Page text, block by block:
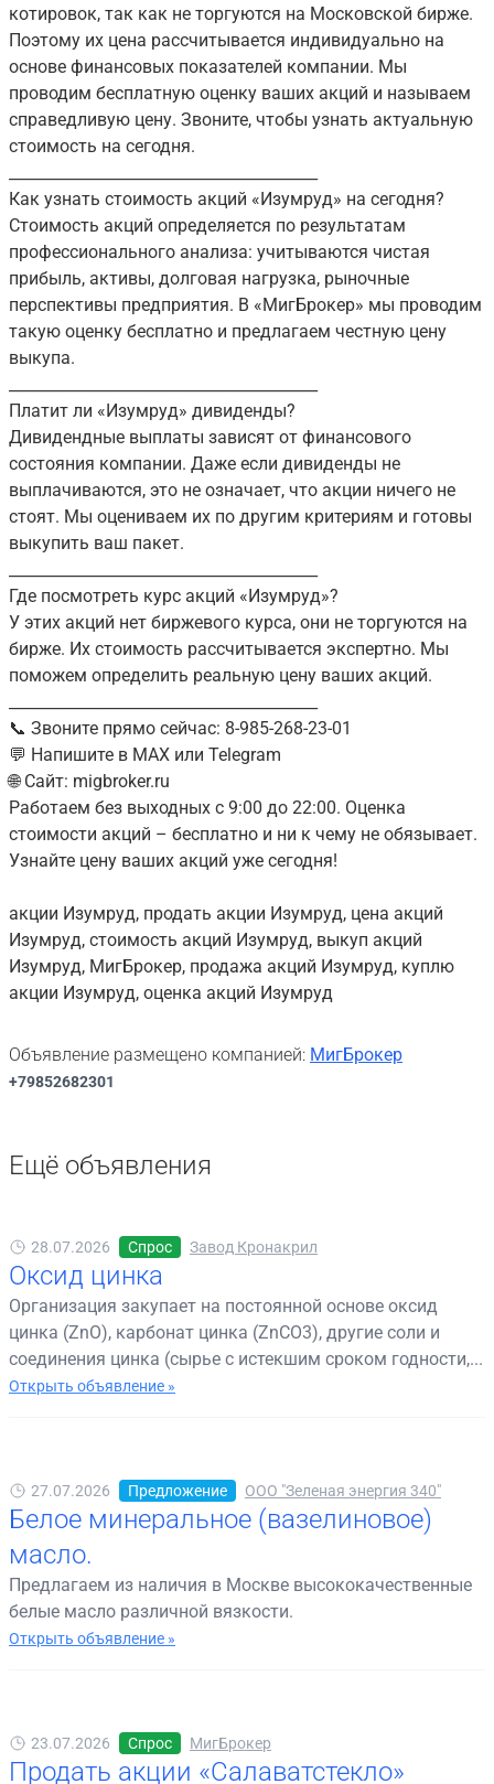
котировок, так как не торгуются на Московской бирже.
Поэтому их цена рассчитывается индивидуально на
основе финансовых показателей компании. Мы
проводим бесплатную оценку ваших акций и называем
справедливую цену. Звоните, чтобы узнать актуальную
стоимость на сегодня.
Как узнать стоимость акций «Изумруд» на сегодня?
Стоимость акций определяется по результатам
профессионального анализа: учитываются чистая
прибыль, активы, долговая нагрузка, рыночные
перспективы предприятия. В «МигБрокер» мы проводим
такую оценку бесплатно и предлагаем честную цену
выкупа.
Платит ли «Изумруд» дивиденды?
Дивидендные выплаты зависят от финансового
состояния компании. Даже если дивиденды не
выплачиваются, это не означает, что акции ничего не
стоят. Мы оцениваем их по другим критериям и готовы
выкупить ваш пакет.
Где посмотреть курс акций «Изумруд»?
У этих акций нет биржевого курса, они не торгуются на
бирже. Их стоимость рассчитывается экспертно. Мы
поможем определить реальную цену ваших акций.
📞 Звоните прямо сейчас: 8-985-268-23-01
💬 Напишите в MAX или Telegram
🌐 Сайт: migbroker.ru
Работаем без выходных с 9:00 до 22:00. Оценка
стоимости акций – бесплатно и ни к чему не обязывает.
Узнайте цену ваших акций уже сегодня!
акции Изумруд, продать акции Изумруд, цена акций
Изумруд, стоимость акций Изумруд, выкуп акций
Изумруд, МигБрокер, продажа акций Изумруд, куплю
акции Изумруд, оценка акций Изумруд
Объявление размещено компанией: МигБрокер
+79852682301
Ещё объявления
28.07.2026 Спрос Завод Кронакрил
Оксид цинка
Организация закупает на постоянной основе оксид
цинка (ZnO), карбонат цинка (ZnCO3), другие соли и
соединения цинка (сырье с истекшим сроком годности,...
Открыть объявление »
27.07.2026 Предложение ООО "Зеленая энергия 340"
Белое минеральное (вазелиновое)
масло.
Предлагаем из наличия в Москве высококачественные
белые масло различной вязкости.
Открыть объявление »
23.07.2026 Спрос МигБрокер
Продать акции «Салаватстекло»